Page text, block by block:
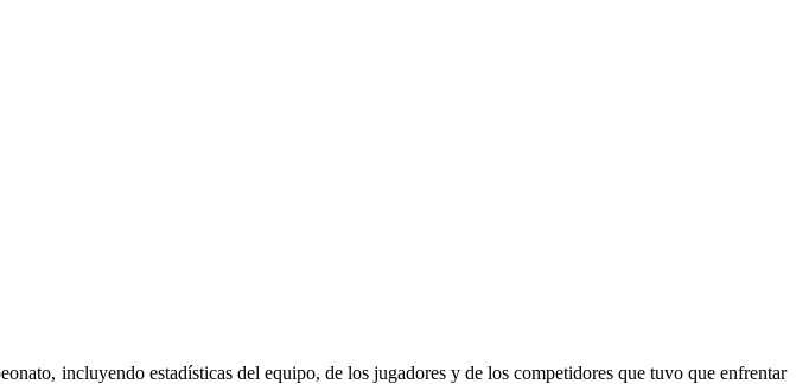
incluyendo estadísticas del equipo, de los jugadores y de los competidores que tuvo que enfrentar